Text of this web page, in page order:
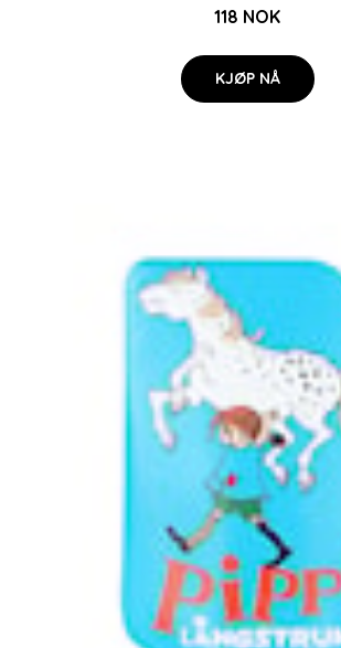
118 NOK
KJØP NÅ